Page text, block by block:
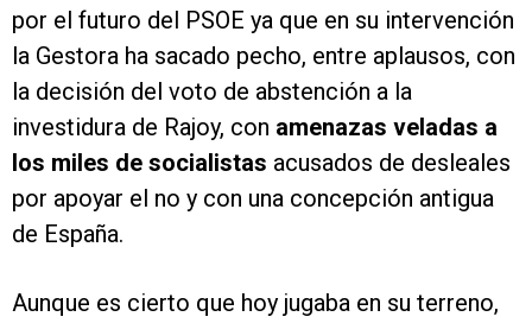
por el futuro del PSOE ya que en su intervención
la Gestora ha sacado pecho, entre aplausos, con
la decisión del voto de abstención a la
investidura de Rajoy, con amenazas veladas a
los miles de socialistas acusados de desleales
por apoyar el no y con una concepción antigua
de España.
Aunque es cierto que hoy jugaba en su terreno,